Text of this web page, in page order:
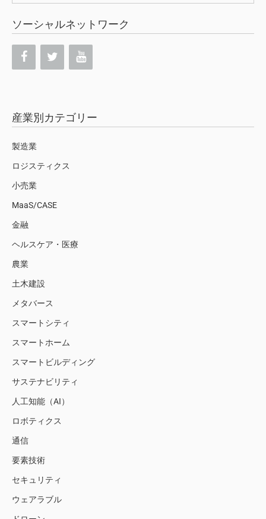
ソーシャルネットワーク
産業別カテゴリー
製造業
ロジスティクス
小売業
MaaS/CASE
金融
ヘルスケア・医療
農業
土木建設
メタバース
スマートシティ
スマートホーム
スマートビルディング
サステナビリティ
人工知能（AI）
ロボティクス
通信
要素技術
セキュリティ
ウェアラブル